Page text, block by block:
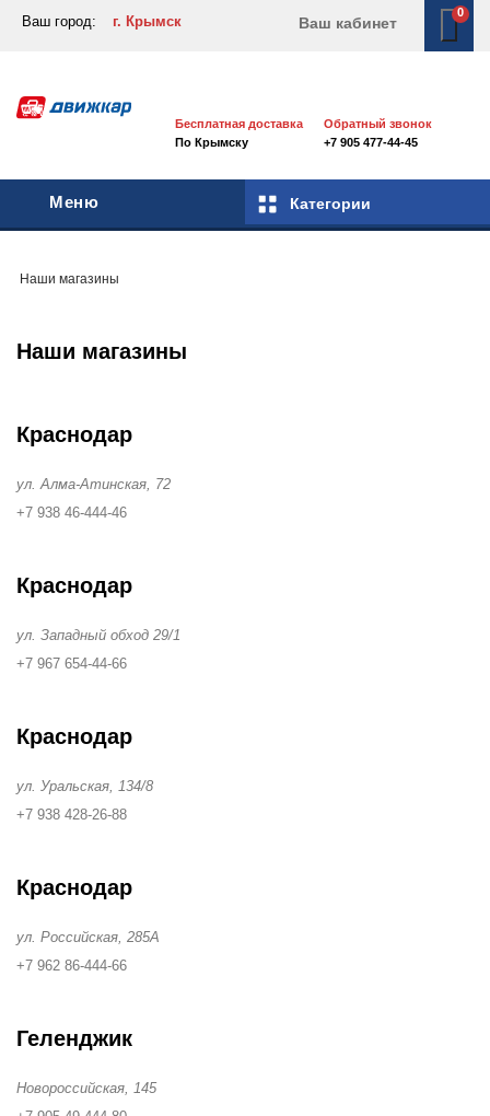
Ваш город: г. Крымск Ваш кабинет
0
Бесплатная доставка
По Крымску
Обратный звонок
+7 905 477-44-45
Меню Категории
Наши магазины
Наши магазины
Краснодар
ул. Алма-Атинская, 72
+7 938 46-444-46
Краснодар
ул. Западный обход 29/1
+7 967 654-44-66
Краснодар
ул. Уральская, 134/8
+7 938 428-26-88
Краснодар
ул. Российская, 285А
+7 962 86-444-66
Геленджик
Новороссийская, 145